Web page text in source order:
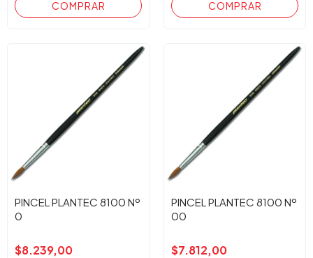
PINCEL PLANTEC 8100 Nº
0
$8.239,00
PINCEL PLANTEC 8100 Nº
00
$7.812,00